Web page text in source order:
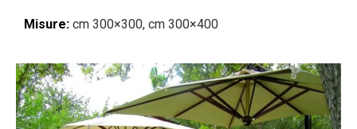
Misure: cm 300×300, cm 300×400